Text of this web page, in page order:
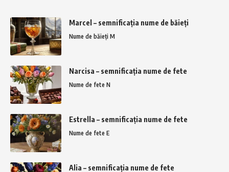
Marcel – semnificația nume de băieți
Nume de băieți M
Narcisa – semnificația nume de fete
Nume de fete N
Estrella – semnificația nume de fete
Nume de fete E
Alia – semnificația nume de fete